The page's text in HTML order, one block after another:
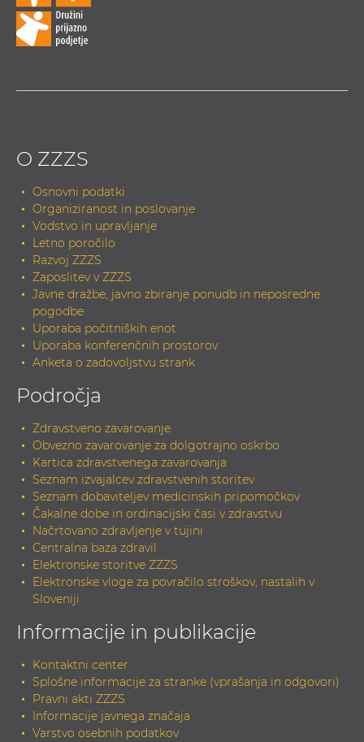
O ZZZS
Osnovni podatki
Organiziranost in poslovanje
Vodstvo in upravljanje
Letno poročilo
Razvoj ZZZS
Zaposlitev v ZZZS
Javne dražbe, javno zbiranje ponudb in neposredne
pogodbe
Uporaba počitniških enot
Uporaba konferenčnih prostorov
Anketa o zadovoljstvu strank
Področja
Zdravstveno zavarovanje
Obvezno zavarovanje za dolgotrajno oskrbo
Kartica zdravstvenega zavarovanja
Seznam izvajalcev zdravstvenih storitev
Seznam dobaviteljev medicinskih pripomočkov
Čakalne dobe in ordinacijski časi v zdravstvu
Načrtovano zdravljenje v tujini
Centralna baza zdravil
Elektronske storitve ZZZS
Elektronske vloge za povračilo stroškov, nastalih v
Sloveniji
Informacije in publikacije
Kontaktni center
Splošne informacije za stranke (vprašanja in odgovori)
Pravni akti ZZZS
Informacije javnega značaja
Varstvo osebnih podatkov